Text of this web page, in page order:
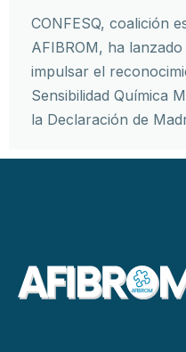
CONFESQ, coalición
AFIBROM, ha
impulsar el
Sensibilidad Química
la Declaración de